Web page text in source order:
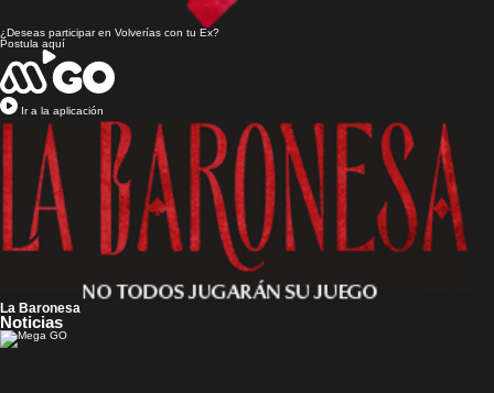
¿Deseas participar en Volverías con tu Ex?
Postula aquí
Ir a la aplicación
La Baronesa
Noticias